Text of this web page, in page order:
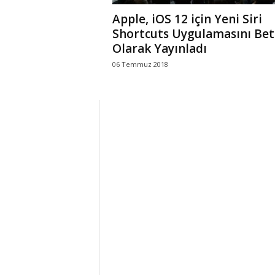
Apple, iOS 12 için Yeni Siri
Shortcuts Uygulamasını
Olarak Yayınladı
06 Temmuz 2018